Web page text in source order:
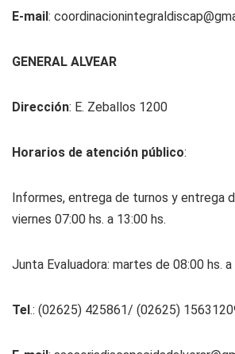
E-mail:
GENERAL ALVEAR
Dirección: E. Zeballos 1200
Horarios de atención público:
Informes, entrega de turnos y entrega
viernes 07:00 hs. a 13:00 hs.
Junta Evaluadora: martes de 08:00 hs. a
Tel.: (02625) 425861/ (02625)